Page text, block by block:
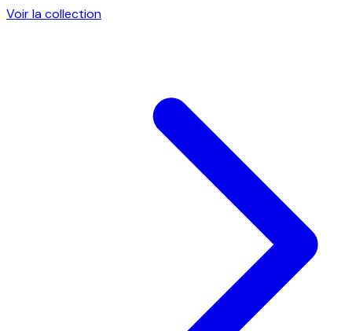
Voir la collection